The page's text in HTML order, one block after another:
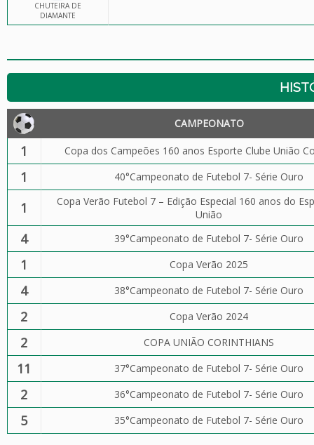
CHUTEIRA DE
DIAMANTE
CAMPEONATO
1 Copa dos Campeões 160 anos Esporte Clube União
1 40°Campeonato de Futebol 7- Série Ouro
1
Copa Verão Futebol 7 – Edição Especial 160 anos do
União
4 39°Campeonato de Futebol 7- Série Ouro
1 Copa Verão 2025
4 38°Campeonato de Futebol 7- Série Ouro
2 Copa Verão 2024
2 COPA UNIÃO CORINTHIANS
11 37°Campeonato de Futebol 7- Série Ouro
2 36°Campeonato de Futebol 7- Série Ouro
5 35°Campeonato de Futebol 7- Série Ouro